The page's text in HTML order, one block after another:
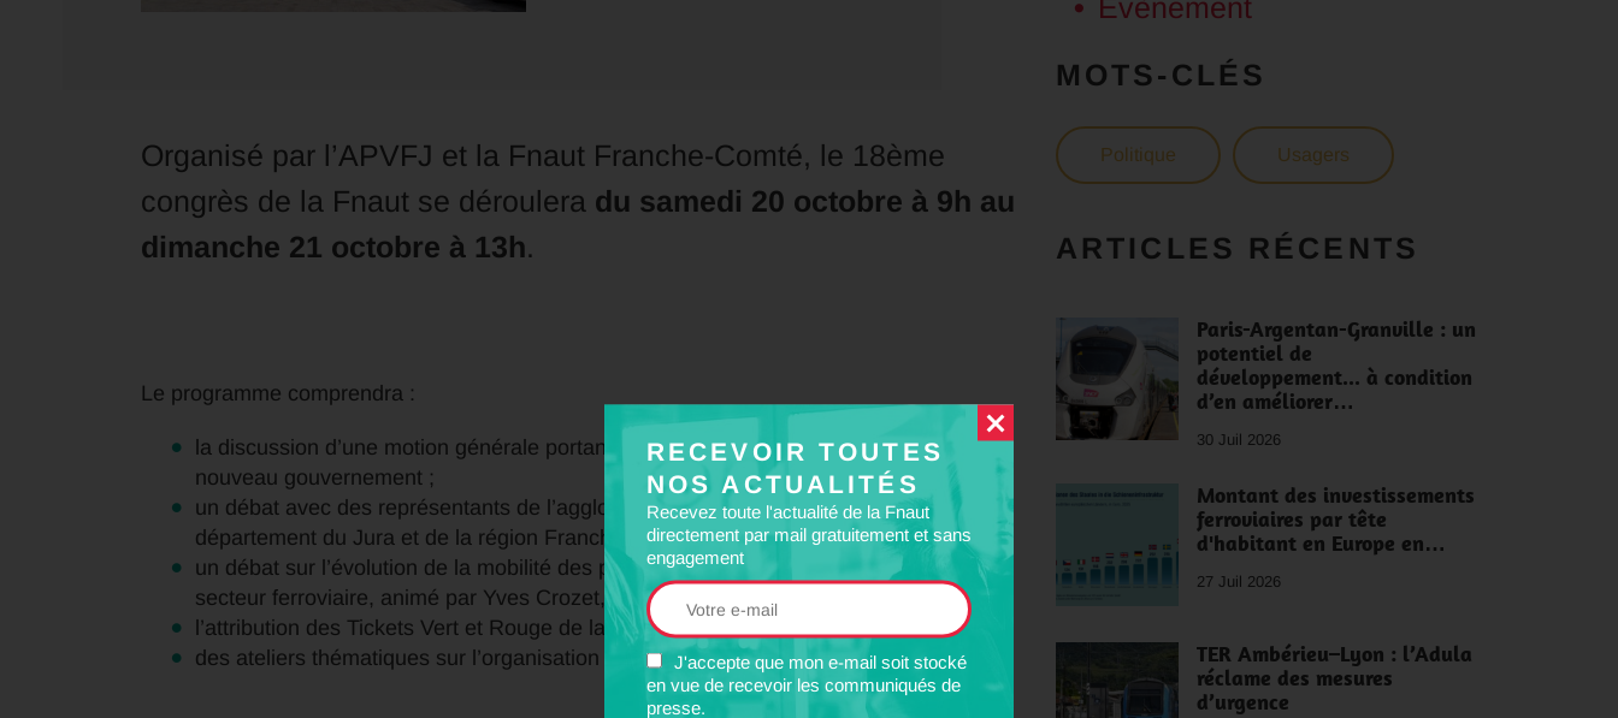
RECEVOIR TOUTES
NOS ACTUALITÉS
Recevez toute l'actualité de la Fnaut
directement par mail gratuitement et sans
engagement
J'accepte que mon e-mail soit stocké
en vue de recevoir les communiqués de
presse.
Organisé par l’APVFJ et la Fnaut Franche-Comté, le 18ème
congrès de la Fnaut se déroulera du samedi 20 octobre à 9h au
dimanche 21 octobre à 13h.
Le programme comprendra :
la discussion d’une motion générale portant sur la politique des transports du
nouveau gouvernement ;
un débat avec des représentants de l’agglomération de Lons-le-Saunier, du
département du Jura et de la région Franche-Comté ;
un débat sur l’évolution de la mobilité des personnes et du fret et sur l’avenir du
secteur ferroviaire, animé par Yves Crozet, spécialiste de l’économie des transports ;
l’attribution des Tickets Vert et Rouge de la Fnaut ;
des ateliers thématiques sur l’organisation de notre fédération.
Evènement
MOTS-CLÉS
Politique Usagers
ARTICLES RÉCENTS
Paris-Argentan-Granville : un
potentiel de
développement... à condition
d’en améliorer…
30 Juil 2026
Montant des investissements
ferroviaires par tête
d'habitant en Europe en…
27 Juil 2026
TER Ambérieu–Lyon : l’Adula
réclame des mesures
d’urgence